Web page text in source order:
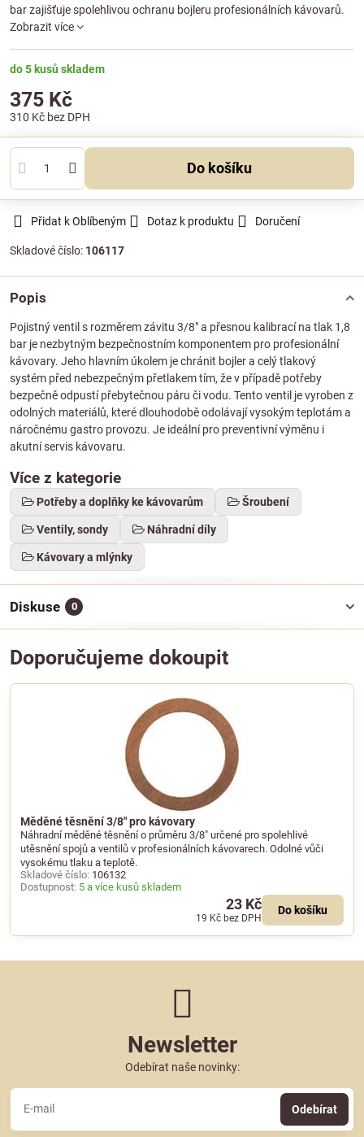
bar zajišťuje spolehlivou ochranu bojleru profesionálních kávovarů.
Zobrazit více
do 5 kusů skladem
375 Kč
310 Kč bez DPH
Do košíku
Přidat k Oblíbeným Dotaz k produktu Doručení
Skladové číslo: 106117
Popis
Pojistný ventil s rozměrem závitu 3/8" a přesnou kalibrací na tlak 1,8
bar je nezbytným bezpečnostním komponentem pro profesionální
kávovary. Jeho hlavním úkolem je chránit bojler a celý tlakový
systém před nebezpečným přetlakem tím, že v případě potřeby
bezpečně odpustí přebytečnou páru či vodu. Tento ventil je vyroben z
odolných materiálů, které dlouhodobě odolávají vysokým teplotám a
náročnému gastro provozu. Je ideální pro preventivní výměnu i
akutní servis kávovaru.
Více z kategorie
Potřeby a doplňky ke kávovarům Šroubení
Ventily, sondy Náhradní díly
Kávovary a mlýnky
Diskuse 0
Doporučujeme dokoupit
Měděné těsnění 3/8" pro kávovary
Náhradní měděné těsnění o průměru 3/8" určené pro spolehlivé
utěsnění spojů a ventilů v profesionálních kávovarech. Odolné vůči
vysokému tlaku a teplotě.
Skladové číslo: 106132
Dostupnost: 5 a více kusů skladem
23 Kč
19 Kč bez DPH
Do košíku
Newsletter
Odebírat naše novinky:
Odebírat